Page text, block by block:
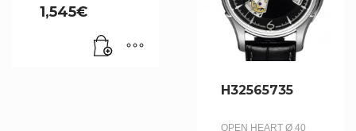
1,545€
H32565735
OPEN HEART Ø 40